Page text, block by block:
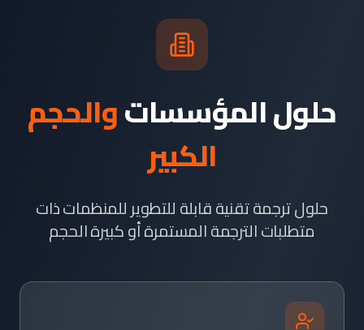
حلول المؤسساتوالحجم
الكبير
حلول ترجمة تقنية قابلة للتطوير للمنظمات ذات
متطلبات الترجمة المستمرة أو كبيرة الحجم